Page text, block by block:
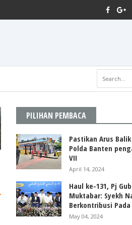
PILIHAN PEMBACA
Pastikan Arus
Polda Banten
VII
April 14, 2024
Haul ke-131, Pj
Muktabar: Syekh
Berkontribusi
May 04, 2024